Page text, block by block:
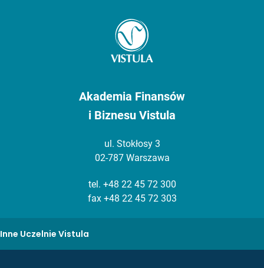
Akademia Finansów
i Biznesu Vistula
ul. Stokłosy 3
02-787 Warszawa
tel. +48 22 45 72 300
fax +48 22 45 72 303
Inne Uczelnie Vistula